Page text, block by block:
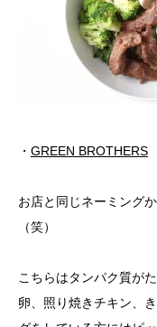
・ GREEN BROTHERS
お店と同じネーミング
（笑）
こちらはタンパク質が
卵、照り焼きチキン、